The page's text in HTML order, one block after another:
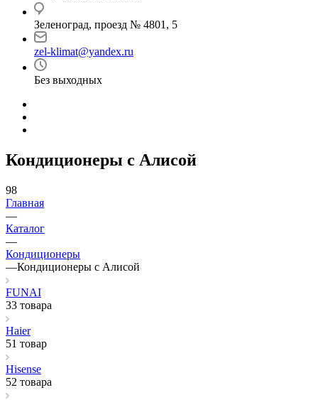
Зеленоград, проезд № 4801, 5
zel-klimat@yandex.ru
Без выходных
Кондиционеры с Алисой
98
Главная
—
Каталог
—
Кондиционеры
—Кондиционеры с Алисой
FUNAI
33 товара
Haier
51 товар
Hisense
52 товара